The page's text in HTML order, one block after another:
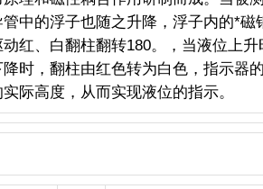
中的浮子也随之升降，浮子内的*磁
红、白翻柱翻转180。，当液位上
时，翻柱由红色转为白色，指示器
际高度，从而实现液位的指示。